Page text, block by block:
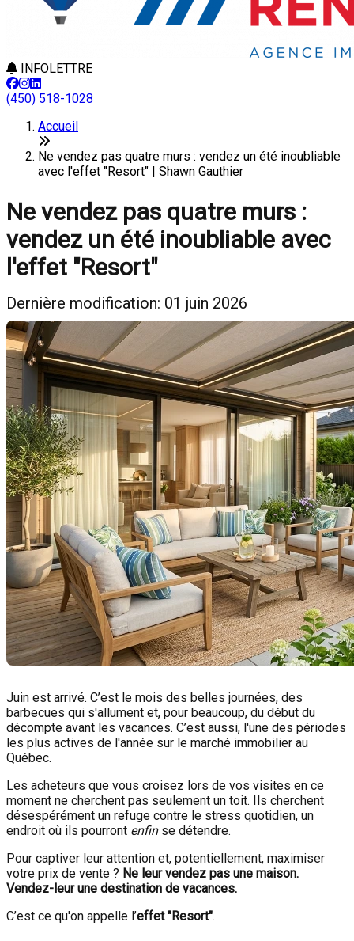
INFOLETTRE
(450) 518-1028
Accueil
Ne vendez pas quatre murs : vendez un été inoubliable
avec l'effet "Resort" | Shawn Gauthier
Ne vendez pas quatre murs :
vendez un été inoubliable avec
l'effet "Resort"
Dernière modification: 01 juin 2026
Juin est arrivé. C’est le mois des belles journées, des
barbecues qui s'allument et, pour beaucoup, du début du
décompte avant les vacances. C’est aussi, l'une des périodes
les plus actives de l'année sur le marché immobilier au
Québec.
Les acheteurs que vous croisez lors de vos visites en ce
moment ne cherchent pas seulement un toit. Ils cherchent
désespérément un refuge contre le stress quotidien, un
endroit où ils pourront enfinse détendre.
Pour captiver leur attention et, potentiellement, maximiser
votre prix de vente ? Ne leur vendez pas une maison.
Vendez-leur une destination de vacances.
C’est ce qu'on appelle l’effet "Resort".